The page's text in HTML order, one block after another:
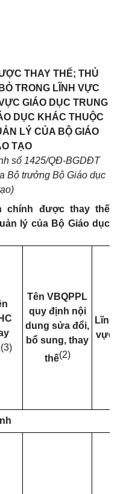
THAY THẾ; THỦ
TRONG LĨNH VỰC
GIÁO DỤC TRUNG
DỤC KHÁC THUỘC
LÝ CỦA BỘ GIÁO
TẠO
số 1425/QĐ-BGDĐT
Bộ trưởng Bộ Giáo dục
chính được thay thế
lý của Bộ Giáo dục
(3)
Tên VBQPPL
quy định nội
dung sửa đổi,
bổ sung, thay
thế(2)
Lĩnh
vực